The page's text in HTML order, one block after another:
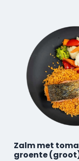
Zalm met
groente